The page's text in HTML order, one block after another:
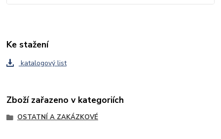
Ke stažení
katalogový list
Zboží zařazeno v kategoriích
OSTATNÍ A ZAKÁZKOVÉ